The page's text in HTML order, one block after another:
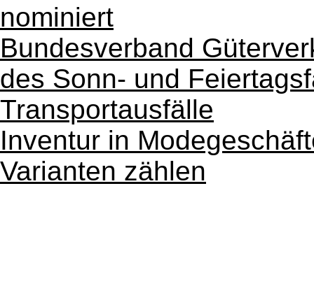
nominiert
Bundesverband
des Sonn- und
Transportausfälle
Inventur in
Varianten zählen